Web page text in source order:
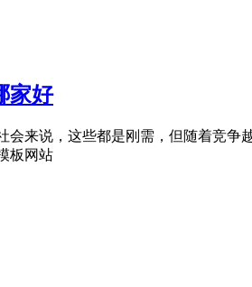
家好
会来说，这些都是刚需，但随着竞
板网站